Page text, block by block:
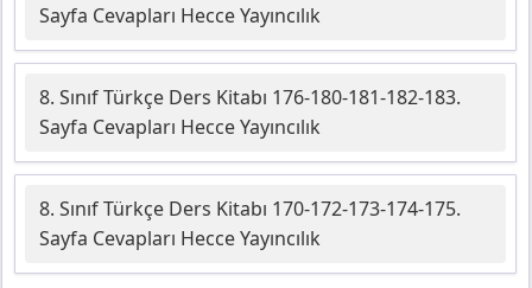
Sayfa Cevapları Hecce Yayıncılık
8. Sınıf Türkçe Ders Kitabı 176-180-181-182-183.
Sayfa Cevapları Hecce Yayıncılık
8. Sınıf Türkçe Ders Kitabı 170-172-173-174-175.
Sayfa Cevapları Hecce Yayıncılık